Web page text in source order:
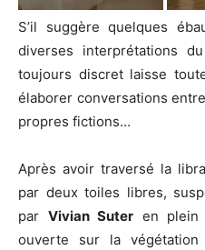
S’il suggère quelques
diverses interprétations
toujours discret laisse
élaborer conversations
propres fictions…
Après avoir traversé la
par deux toiles libres,
par Vivian Suter en plein
ouverte sur la